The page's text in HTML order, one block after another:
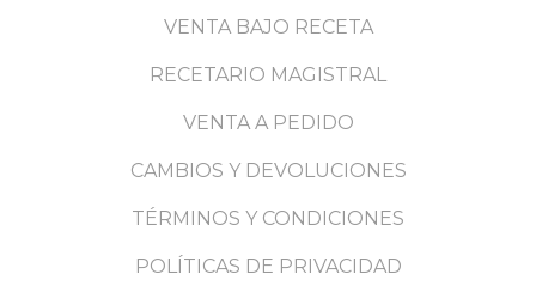
VENTA BAJO RECETA
RECETARIO MAGISTRAL
VENTA A PEDIDO
CAMBIOS Y DEVOLUCIONES
TÉRMINOS Y CONDICIONES
POLÍTICAS DE PRIVACIDAD